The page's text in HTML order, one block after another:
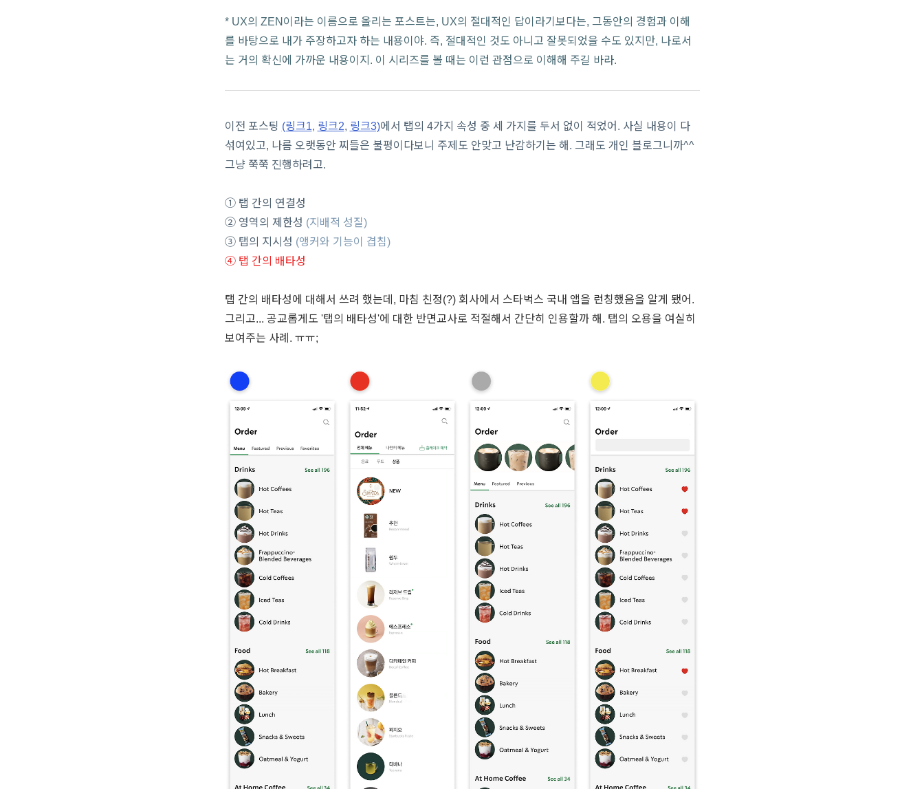
* UX의 ZEN이라는 이름으로 올리는 포스트는, UX의 절대적인 답이라기보다는, 그동안의 경험과 이해
를 바탕으로 내가 주장하고자 하는 내용이야. 즉, 절대적인 것도 아니고 잘못되었을 수도 있지만, 나로서
는 거의 확신에 가까운 내용이지. 이 시리즈를 볼 때는 이런 관점으로 이해해 주길 바라.
이전 포스팅 (링크1, 링크2, 링크3)에서 탭의 4가지 속성 중 세 가지를 두서 없이 적었어. 사실 내용이 다
섞여있고, 나름 오랫동안 찌들은 불평이다보니 주제도 안맞고 난감하기는 해. 그래도 개인 블로그니까^^
그냥 쭉쭉 진행하려고.
①탭 간의 연결성
② 영역의 제한성 (지배적 성질)
③ 탭의 지시성 (앵커와 기능이 겹침)
④ 탭 간의 배타성
탭 간의 배타성에 대해서 쓰려 했는데, 마침 친정(?) 회사에서 스타벅스 국내 앱을 런칭했음을 알게 됐어.
그리고... 공교롭게도 '탭의 배타성'에 대한 반면교사로 적절해서 간단히 인용할까 해. 탭의 오용을 여실히
보여주는 사례. ㅠㅠ;